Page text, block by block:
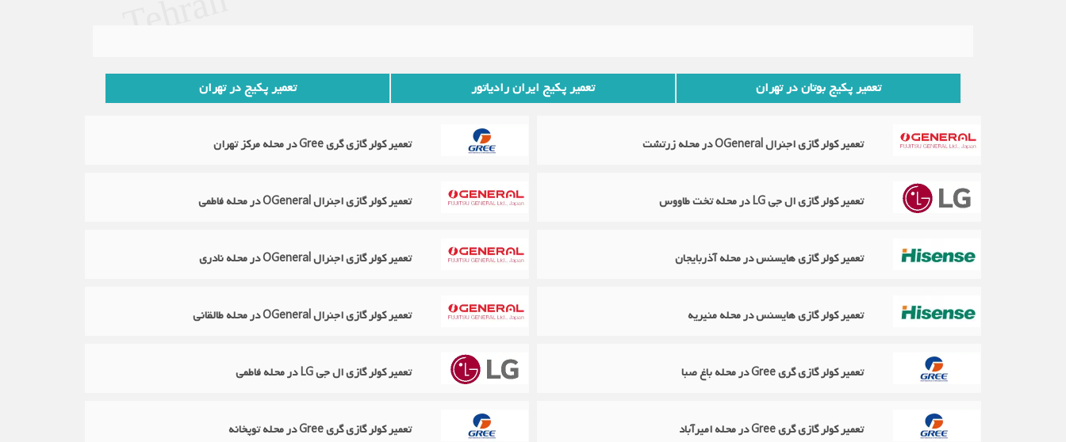
تعمیر پکیج در تهران تعمیر پکیج ایران رادیاتور تعمیر پکیج بوتان در تهران
تعمیر کولر گازی اجنرال OGeneral در محله زرتشت تعمیر کولر گازی گری Gree در محله مرکز تهران
تعمیر کولر گازی ال جی LG در محله تخت طاووس تعمیر کولر گازی اجنرال OGeneral در محله فاطمی
تعمیر کولر گازی هایسنس در محله آذربایجان تعمیر کولر گازی اجنرال OGeneral در محله نادری
تعمیر کولر گازی هایسنس در محله منیریه تعمیر کولر گازی اجنرال OGeneral در محله طالقانی
تعمیر کولر گازی گری Gree در محله باغ صبا تعمیر کولر گازی ال جی LG در محله فاطمی
تعمیر کولر گازی گری Gree در محله امیرآباد تعمیر کولر گازی گری Gree در محله توپخانه